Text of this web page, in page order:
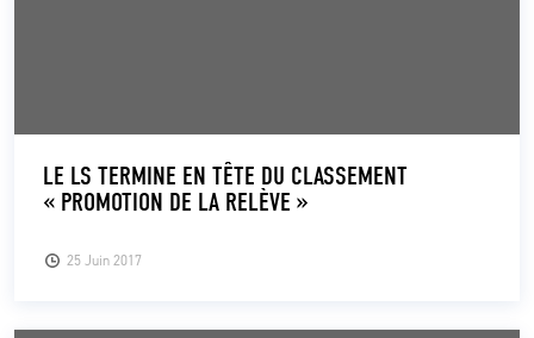
25 Juin 2017
LE LS TERMINE EN TÊTE DU CLASSEMENT
« PROMOTION DE LA RELÈVE »